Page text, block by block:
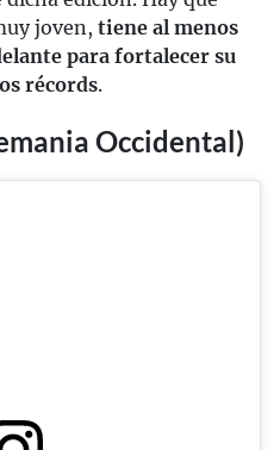
joven, tiene al menos
para fortalecer su
récords.
Occidental)